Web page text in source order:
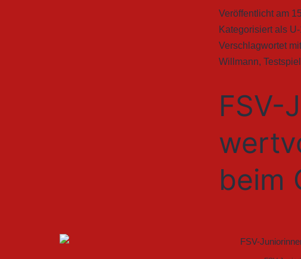
Veröffentlicht am
Kategorisiert als
Verschlagwortet
Willmann, Testspiel
FSV-
beim